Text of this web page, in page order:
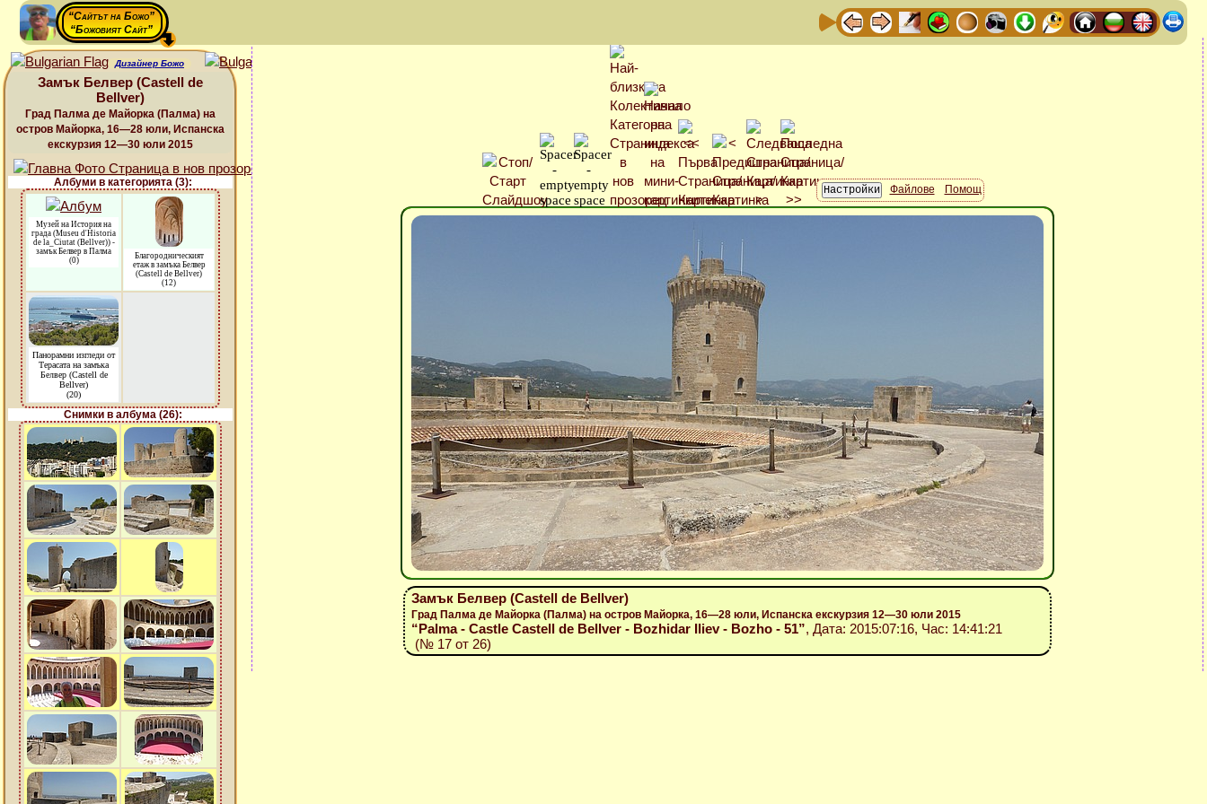
“Сайтът на Божо”
“Божовият Сайт”
Дизайнер Божо
Замък Белвер (Castell de
Bellver)
Град Палма де Майорка (Палма) на
остров Майорка, 16—28 юли, Испанска
екскурзия 12—30 юли 2015
Албуми в категорията (3):
Музей на История на
града (Museu d'Historia
de la_Ciutat (Bellver)) -
замък Белвер в Палма
(0)
Благородническият
етаж в замъка Белвер
(Castell de Bellver)
(12)
Панорамни изгледи от
Терасата на замъка
Белвер (Castell de
Bellver)
(20)
Снимки в албума (26):
Файлове Помощ
Замък Белвер (Castell de Bellver)
Град Палма де Майорка (Палма) на остров Майорка, 16—28 юли, Испанска екскурзия 12—30 юли 2015
“Palma - Castle Castell de Bellver - Bozhidar Iliev - Bozho - 51”, Дата: 2015:07:16, Час: 14:41:21
(№ 17 от 26)